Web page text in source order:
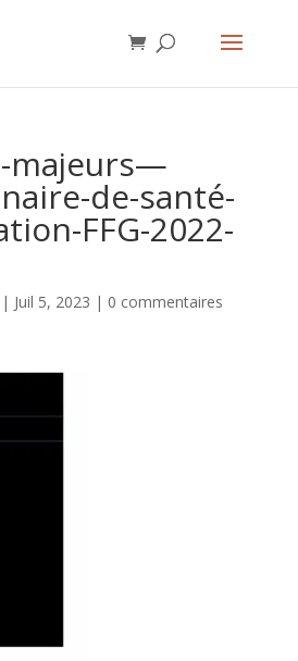
majeurs—
de-santé-
FFG-2022-
Juil 5, 2023 | 0 commentaires